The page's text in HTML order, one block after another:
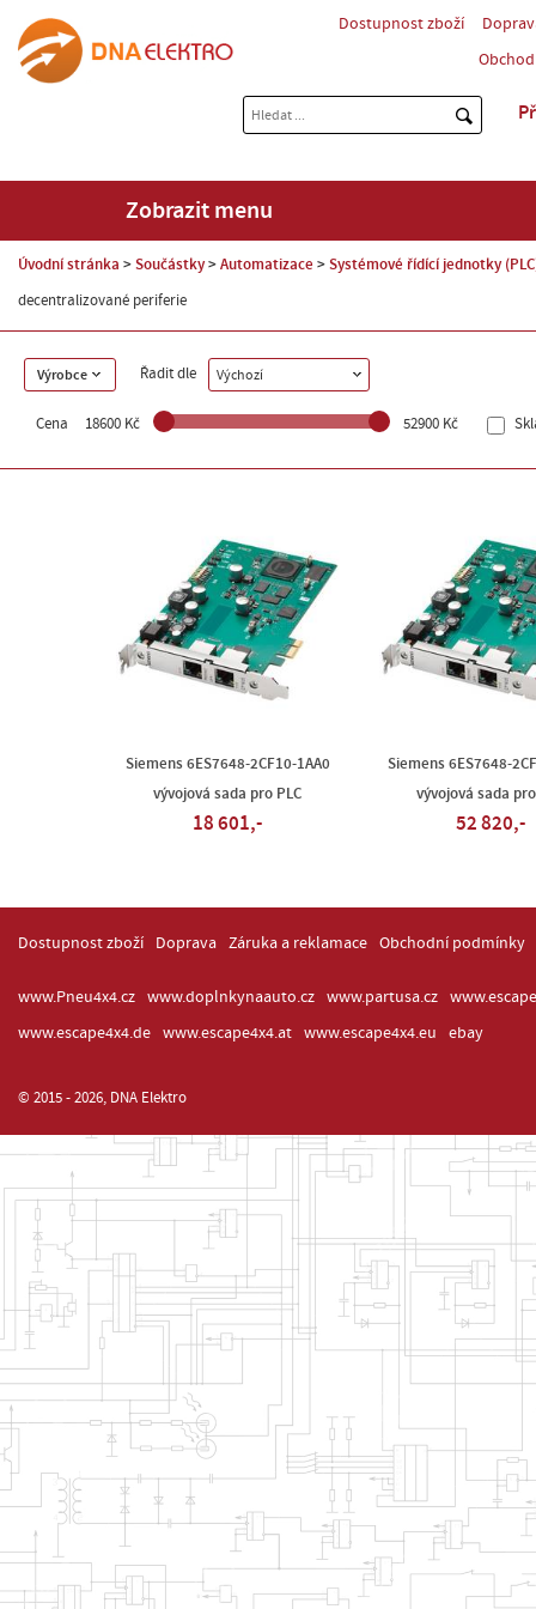
Dostupnost zboží
Zobrazit menu
Úvodní stránka Součástky Automatizace Systémové řídící jednotky
decentralizované periferie
Výrobce Řadit dle Výchozí
Cena 18600 Kč 52900 Kč
Siemens 6ES7648-2CF10-1AA0
vývojová sada pro PLC
18 601,-
Siemens 6ES7648-
vývojová sada pro
52 820,-
Dostupnost zboží Doprava Záruka a reklamace Obchodní podmínky
www.Pneu4x4.cz www.doplnkynaauto.cz www.partusa.cz
www.escape4x4.de
www.escape4x4.at www.escape4x4.eu ebay
© 2015 - 2026, DNA Elektro